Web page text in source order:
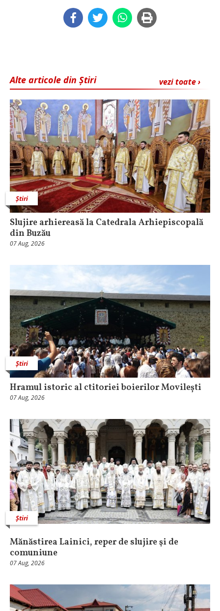
vezi toate ›
Alte articole din Știri
Știri
Slujire arhiereasă la Catedrala Arhiepiscopală
din Buzău
07 Aug, 2026
Știri
Hramul istoric al ctitoriei boierilor Movilești
07 Aug, 2026
Știri
Mănăstirea Lainici, reper de slujire şi de
comuniune
07 Aug, 2026